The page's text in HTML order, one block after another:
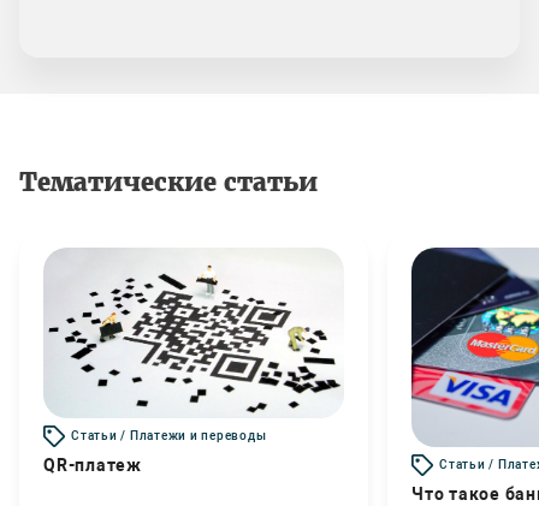
Тематические статьи
Статьи / Платежи и переводы
QR-платеж Статьи /
Что такое